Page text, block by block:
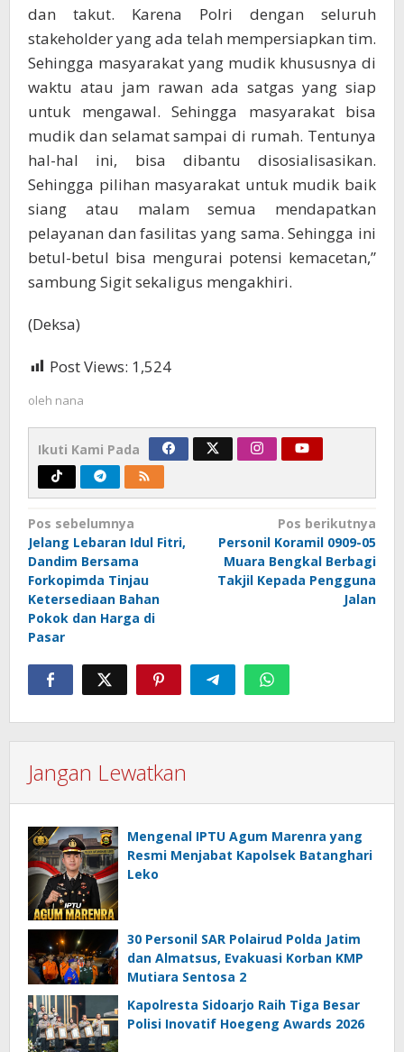
dan takut. Karena Polri dengan seluruh
stakeholder yang ada telah mempersiapkan tim.
Sehingga masyarakat yang mudik khususnya di
waktu atau jam rawan ada satgas yang siap
untuk mengawal. Sehingga masyarakat bisa
mudik dan selamat sampai di rumah. Tentunya
hal-hal ini, bisa dibantu disosialisasikan.
Sehingga pilihan masyarakat untuk mudik baik
siang atau malam semua mendapatkan
pelayanan dan fasilitas yang sama. Sehingga ini
betul-betul bisa mengurai potensi kemacetan,”
sambung Sigit sekaligus mengakhiri.
(Deksa)
Post Views: 1,524
oleh nana
Ikuti Kami Pada
Navigasi
pos
Pos sebelumnya
Jelang Lebaran Idul Fitri,
Dandim Bersama
Forkopimda Tinjau
Ketersediaan Bahan
Pokok dan Harga di
Pasar
Pos berikutnya
Personil Koramil 0909-05
Muara Bengkal Berbagi
Takjil Kepada Pengguna
Jalan
Jangan Lewatkan
Mengenal IPTU Agum Marenra yang
Resmi Menjabat Kapolsek Batanghari
Leko
30 Personil SAR Polairud Polda Jatim
dan Almatsus, Evakuasi Korban KMP
Mutiara Sentosa 2
Kapolresta Sidoarjo Raih Tiga Besar
Polisi Inovatif Hoegeng Awards 2026